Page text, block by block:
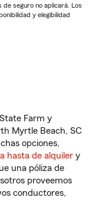
seguro no aplicará. Los
y elegibilidad
Farm y
Myrtle Beach, SC
opciones,
hasta de alquiler y
una póliza de
proveemos
conductores,